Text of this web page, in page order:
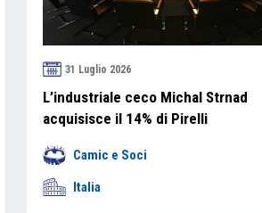
31 Luglio 2026
L’industriale ceco Michal Strnad
acquisisce il 14% di Pirelli
Camic e Soci
Italia